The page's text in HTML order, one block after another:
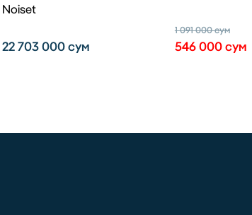
Noiset
22 703 000сум
1 091 000сум
546 000сум